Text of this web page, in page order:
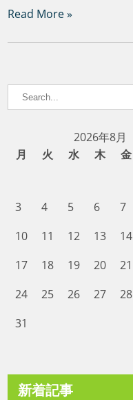
Read More »
2026年8月
月
火 水 木 金
3
4 5 6 7
10
11 12 13 14
17
18 19 20 21
24
25 26 27 28
31
新着記事